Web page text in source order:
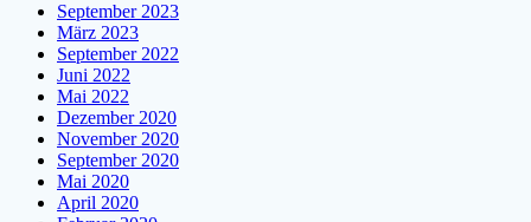
September 2023
März 2023
September 2022
Juni 2022
Mai 2022
Dezember 2020
November 2020
September 2020
Mai 2020
April 2020